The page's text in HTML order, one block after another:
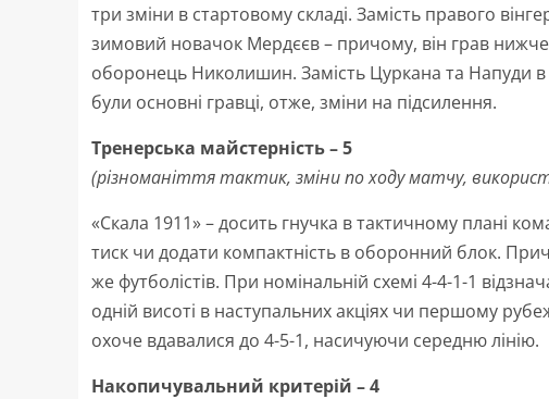
три зміни в стартовому складі. Замість правого
зимовий новачок Мердєєв – причому, він грав
оборонець Николишин. Замість Цуркана та Напуди
були основні гравці, отже, зміни на підсилення.
Тренерська майстерність – 5
(різноманіття тактик, зміни по ходу матчу,
«Скала 1911» – досить гнучка в тактичному плані
тиск чи додати компактність в оборонний блок.
же футболістів. При номінальній схемі 4-4-1-1
одній висоті в наступальних акціях чи першому
охоче вдавалися до 4-5-1, насичуючи середню лінію.
Накопичувальний критерій – 4